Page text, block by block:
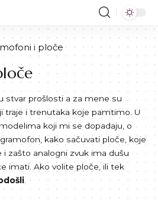
i ploče
stvar prošlosti a za mene su
traje i trenutaka koje pamtimo. U
koji mi se dopadaju, o
kako sačuvati ploče, koje
i zašto analogni zvuk ima dušu
imati. Ako volite ploče, ili tek